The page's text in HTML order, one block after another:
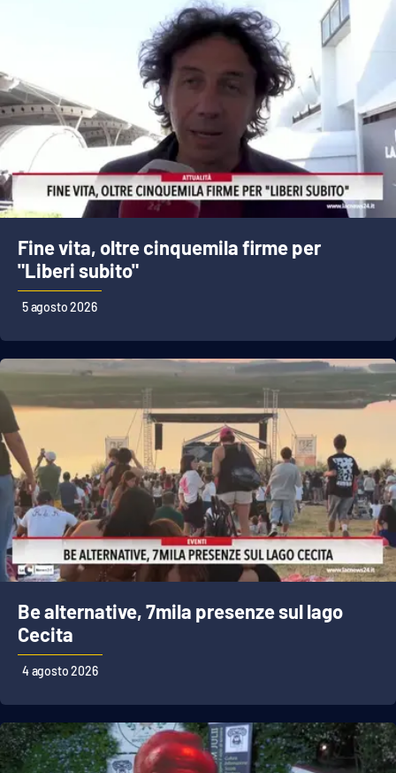
Catanzaro
Crotone
Vibo Valentia
Reggio Calabria
Cosenza
SPECIALI
Buona Sanità Calabria
LA
CALABRIAVISIONE
Destinazioni
Food
LAC
NETWORK
Fine vita, oltre cinquemila firme per
"Liberi subito"
5 agosto 2026
Be alternative, 7mila presenze sul lago
Cecita
4 agosto 2026